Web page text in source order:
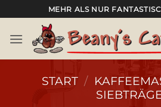
Inhalt
springen
MEHR ALS NUR
START /